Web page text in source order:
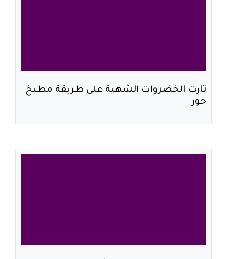
تارت الخضروات الشهية على طريقة مطبخ
حور